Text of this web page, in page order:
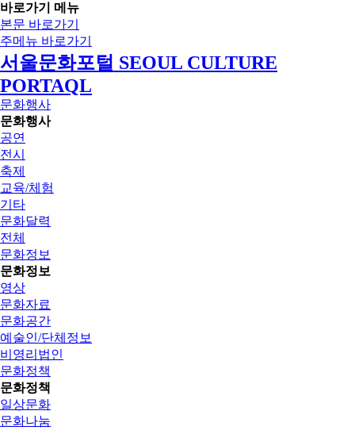
바로가기 메뉴
본문 바로가기
주메뉴 바로가기
서울문화포털 SEOUL CULTURE
PORTAQL
문화행사
문화행사
공연
전시
축제
교육/체험
기타
문화달력
전체
문화정보
문화정보
영상
문화자료
문화공간
예술인/단체정보
비영리법인
문화정책
문화정책
일상문화
문화나눔